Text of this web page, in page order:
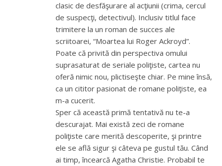
clasic de desfăşurare al acţiunii (crima, cercul
de suspecţi, detectivul). Inclusiv titlul face
trimitere la un roman de succes ale
scriitoarei, “Moartea lui Roger Ackroyd”.
Poate că privită din perspectiva omului
suprasaturat de seriale poliţiste, cartea nu
oferă nimic nou, plictiseşte chiar. Pe mine însă,
ca un cititor pasionat de romane poliţiste, ea
m-a cucerit.
Sper că această primă tentativă nu te-a
descurajat. Mai există zeci de romane
poliţiste care merită descoperite, şi printre
ele se află sigur şi câteva pe gustul tău. Când
ai timp, încearcă Agatha Christie. Probabil te